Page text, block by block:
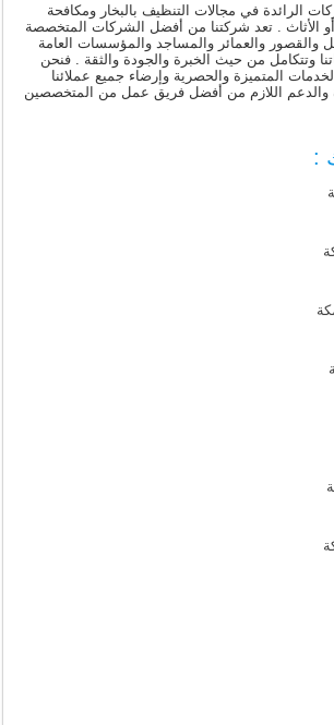
الرائدة في مجالات التنظيف بالبخار ومكافحة
الأثاث . تعد شركتنا من أفضل الشركات المتخصصة
والقصور والعمائر والمساجد والمؤسسات العامة
وتتكامل من حيث الخبرة والجودة والثقة . فنحن
المتميزة والحصرية وإرضاء جميع عملائنا
والدعم اللازم من أفضل فريق عمل من المتخصصين
: